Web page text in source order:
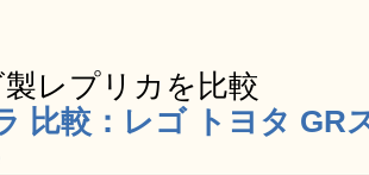
レプリカを比較
比較：レゴ トヨタ GR